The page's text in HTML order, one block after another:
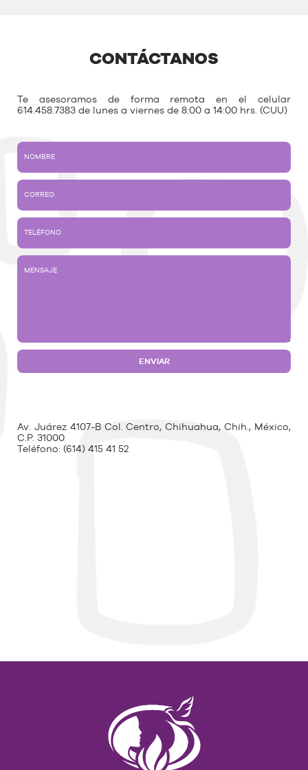
CONTÁCTANOS
Te asesoramos de forma remota en el celular
614.458.7383 de lunes a viernes de 8:00 a 14:00 hrs. (CUU)
Av. Juárez 4107-B Col. Centro, Chihuahua, Chih., México,
C.P. 31000
Teléfono: (614) 415 41 52